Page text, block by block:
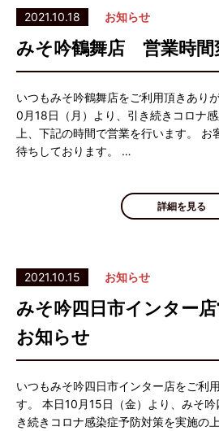
2021.10.18 お知らせ
みそ吟鶴舞店 営業時間
いつもみそ吟鶴舞店をご利用頂きあり
0月18日（月）より、引き続きコロナ
上、下記の時間で営業を行います。 お
待ちしております。 …
詳細を見る
2021.10.15 お知らせ
みそ吟四日市インター
お知らせ
いつもみそ吟四日市インター店をご利
す。 本日10月15日（金）より、みそ
き続きコロナ感染症予防対策を実施の